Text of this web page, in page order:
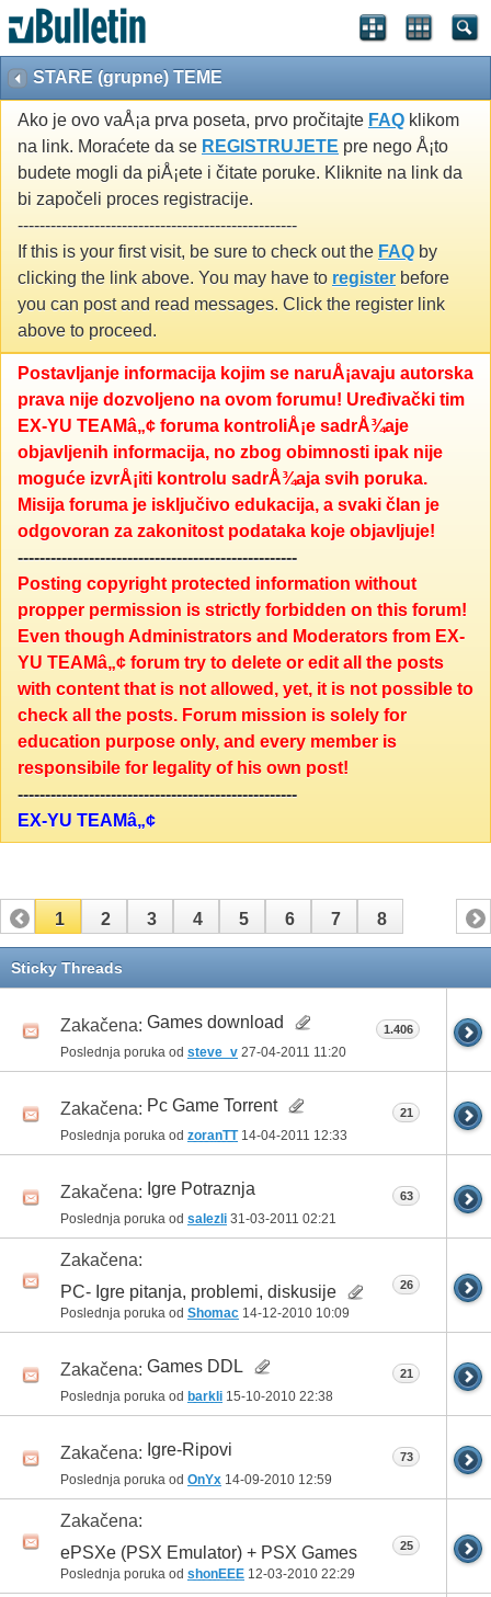
STARE (grupne) TEME
Ako je ovo vaÅ¡a prva poseta, prvo pročitajte FAQ klikom
na link. Moraćete da se REGISTRUJETE pre nego Å¡to
budete mogli da piÅ¡ete i čitate poruke. Kliknite na link da
bi započeli proces registracije.
---------------------------------------------------
If this is your first visit, be sure to check out the FAQ by
clicking the link above. You may have to register before
you can post and read messages. Click the register link
above to proceed.
Postavljanje informacija kojim se naruÅ¡avaju autorska
prava nije dozvoljeno na ovom forumu! Uređivački tim
EX-YU TEAMâ„¢ foruma kontroliÅ¡e sadrÅ¾aje
objavljenih informacija, no zbog obimnosti ipak nije
moguće izvrÅ¡iti kontrolu sadrÅ¾aja svih poruka.
Misija foruma je isključivo edukacija, a svaki član je
odgovoran za zakonitost podataka koje objavljuje!
---------------------------------------------------
Posting copyright protected information without
propper permission is strictly forbidden on this forum!
Even though Administrators and Moderators from EX-
YU TEAMâ„¢ forum try to delete or edit all the posts
with content that is not allowed, yet, it is not possible to
check all the posts. Forum mission is solely for
education purpose only, and every member is
responsibile for legality of his own post!
---------------------------------------------------
EX-YU TEAMâ„¢
1 2 3 4 5 6 7 8
Sticky Threads
Zakačena: Games download
Poslednja poruka od steve_v 27-04-2011 11:20
1.406
Zakačena: Pc Game Torrent
Poslednja poruka od zoranTT 14-04-2011 12:33
21
Zakačena: Igre Potraznja
Poslednja poruka od salezli 31-03-2011 02:21
63
Zakačena:
PC- Igre pitanja, problemi, diskusije
Poslednja poruka od Shomac 14-12-2010 10:09
26
Zakačena: Games DDL
Poslednja poruka od barkli 15-10-2010 22:38
21
Zakačena: Igre-Ripovi
Poslednja poruka od OnYx 14-09-2010 12:59
73
Zakačena:
ePSXe (PSX Emulator) + PSX Games
Poslednja poruka od shonEEE 12-03-2010 22:29
25